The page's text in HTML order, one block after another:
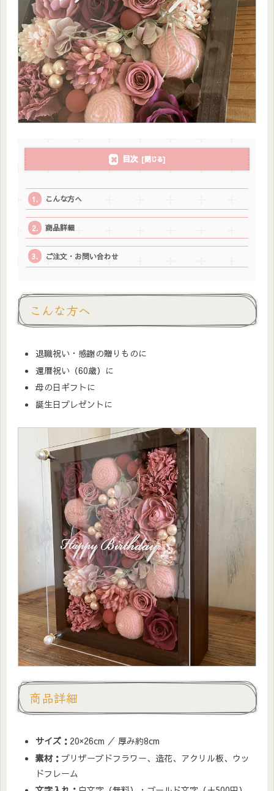
目次
こんな方へ
商品詳細
ご注文・お問い合わせ
こんな方へ
退職祝い・感謝の贈りものに
還暦祝い（60歳）に
母の日ギフトに
誕生日プレゼントに
商品詳細
サイズ： 20×26cm ／ 厚み約8cm
素材： プリザーブドフラワー、造花、アクリル板、ウッ
ドフレーム